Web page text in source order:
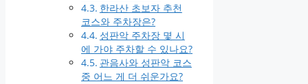
한라산 초보자 추천
코스와 주차장은?
성판악 주차장 몇 시
에 가야 주차할 수 있나요?
관음사와 성판악 코스
중 어느 게 더 쉬운가요?